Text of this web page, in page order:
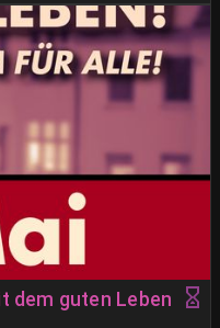
dem guten Leben